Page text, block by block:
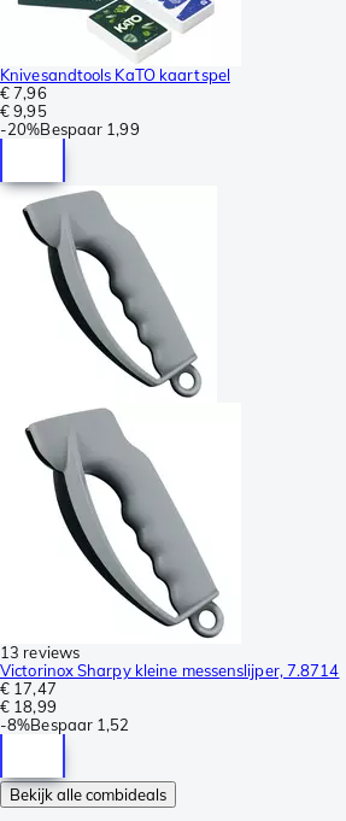
Knivesandtools KaTO kaartspel
€ 7,96
€ 9,95
-20%Bespaar 1,99
13 reviews
Victorinox Sharpy kleine messenslijper, 7.8714
€ 17,47
€ 18,99
-8%Bespaar 1,52
Bekijk alle combideals